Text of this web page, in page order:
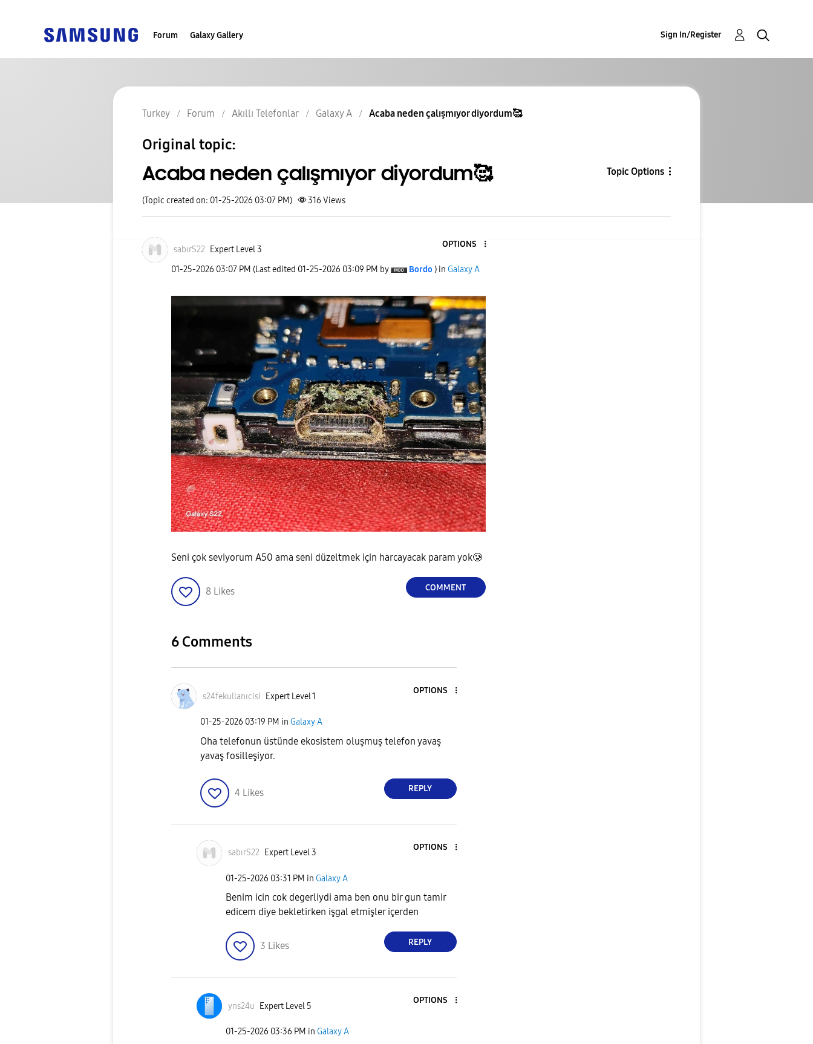
Forum Galaxy Gallery Sign In/Register
Turkey Forum Akıllı Telefonlar Galaxy A Acaba neden çalışmıyor diyordum🥰
Original topic:
Acaba neden çalışmıyor diyordum🥰 Topic Options
(Topic created on: 01-25-2026 03:07 PM) 316 Views
sabırS22 Expert Level 3
OPTIONS
‎01-25-2026 03:07 PM (Last edited ‎01-25-2026 03:09 PM by Bordo ) in Galaxy A
Seni çok seviyorum A50 ama seni düzeltmek için harcayacak param yok🥲
8 Likes COMMENT
6 Comments
s24fekullanıcisi Expert Level 1
OPTIONS
‎01-25-2026 03:19 PM in Galaxy A
Oha telefonun üstünde ekosistem oluşmuş telefon yavaş
yavaş fosilleşiyor.
4 Likes REPLY
sabırS22 Expert Level 3
OPTIONS
‎01-25-2026 03:31 PM in Galaxy A
Benim icin cok degerliydi ama ben onu bir gun tamir
edicem diye bekletirken işgal etmişler içerden
3 Likes REPLY
yns24u Expert Level 5
OPTIONS
‎01-25-2026 03:36 PM in Galaxy A